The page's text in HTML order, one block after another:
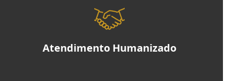
Atendimento Humanizado